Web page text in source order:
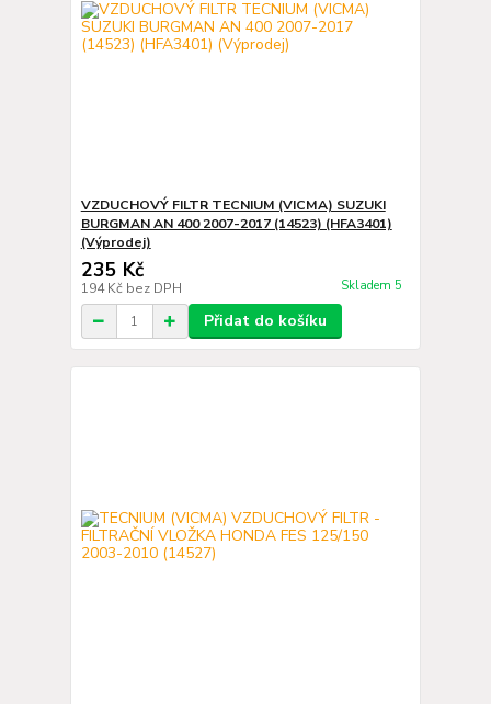
VZDUCHOVÝ FILTR TECNIUM (VICMA) SUZUKI
BURGMAN AN 400 2007-2017 (14523) (HFA3401)
(Výprodej)
235 Kč
194 Kč bez DPH Skladem 5
Přidat do košíku